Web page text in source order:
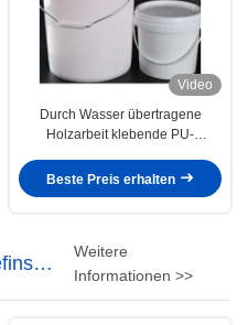
Video
Durch Wasser übertragene
Holzarbeit klebende PU-
Presse
Beste Preis erhalten
Weitere
Informationen >>